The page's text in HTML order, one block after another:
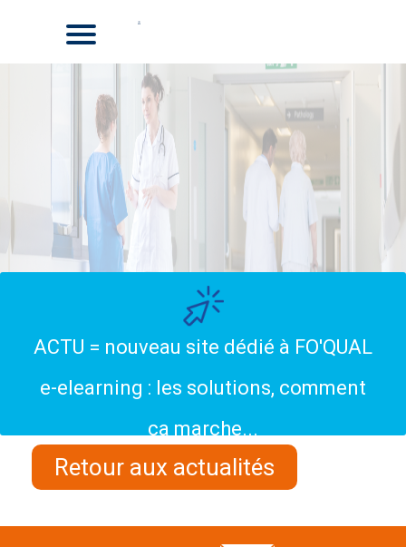
ACTU = nouveau site dédié à FO'QUAL
e-elearning : les solutions, comment
ça marche...
Retour aux actualités